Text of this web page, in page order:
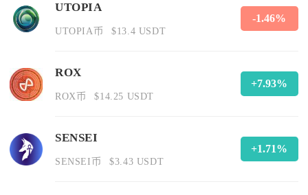
UTOPIA
UTOPIA币 $13.4 USDT
-1.46%
ROX
ROX币 $14.25 USDT
+7.93%
SENSEI
SENSEI币 $3.43 USDT
+1.71%